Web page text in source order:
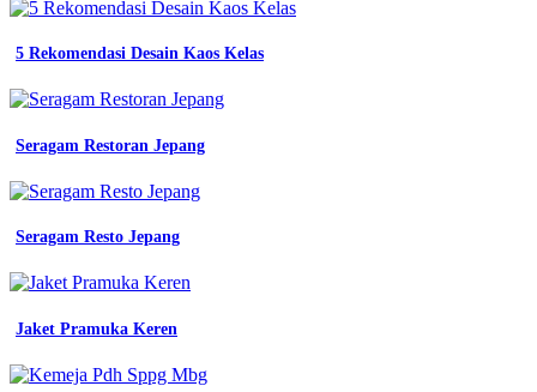
5 Rekomendasi Desain Kaos Kelas
Seragam Restoran Jepang
Seragam Resto Jepang
Jaket Pramuka Keren